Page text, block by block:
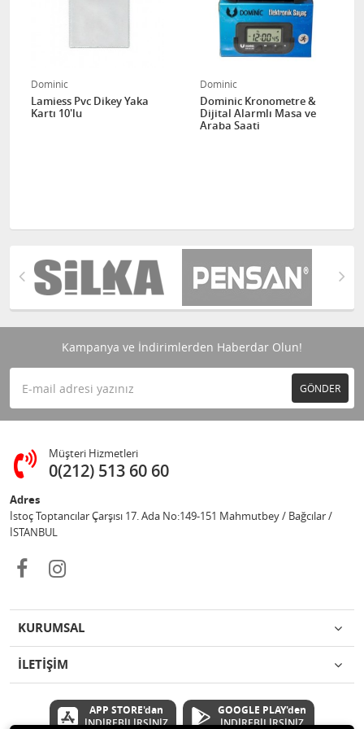
Dominic
Lamiess Pvc Dikey Yaka
Kartı 10'lu
Dominic
Dominic Kronometre &
Dijital Alarmlı Masa ve
Araba Saati
Kampanya ve İndirimlerden Haberdar Olun!
GÖNDER
Müşteri Hizmetleri
0(212) 513 60 60
Adres
İstoç Toptancılar Çarşısı 17. Ada No:149-151 Mahmutbey / Bağcılar /
İSTANBUL
KURUMSAL
İLETİŞİM
APP STORE'dan
İNDİREBİLİRSİNİZ
GOOGLE PLAY'den
İNDİREBİLİRSİNİZ